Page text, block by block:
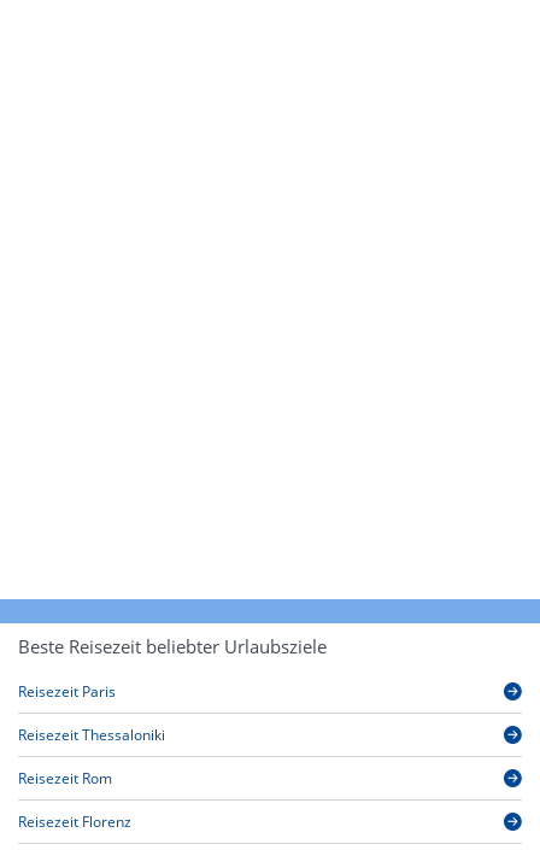
Beste Reisezeit beliebter Urlaubsziele
Reisezeit Paris
Reisezeit Thessaloniki
Reisezeit Rom
Reisezeit Florenz